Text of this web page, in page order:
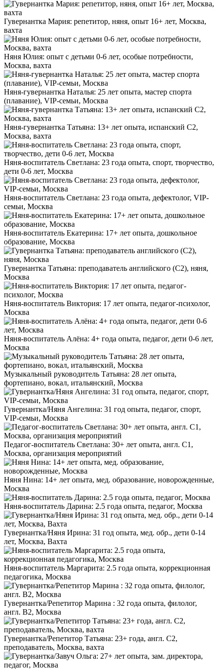
Гувернантка Мария: репетитор, няня, опыт 16+ лет, Москва,
вахта
Няня Юлия: опыт с детьми 0-6 лет, особые потребности,
Москва, вахта
Няня-гувернантка Наталья: 25 лет опыта, мастер спорта
(плавание), VIP-семьи, Москва
Няня-гувернантка Татьяна: 13+ лет опыта, испанский C2,
Москва, вахта
Няня-воспитатель Светлана: 23 года опыта, спорт, творчество,
дети 0-6 лет, Москва
Няня-воспитатель Светлана: 23 года опыта, дефектолог, VIP-
семьи, Москва
Няня-воспитатель Екатерина: 17+ лет опыта, дошкольное
образование, Москва
Гувернантка Татьяна: преподаватель английского (C2), няня,
Москва
Няня-воспитатель Виктория: 17 лет опыта, педагог-психолог,
Москва
Няня-воспитатель Алёна: 4+ года опыта, педагог, дети 0-6 лет,
Москва
Музыкальный руководитель Татьяна: 28 лет опыта,
фортепиано, вокал, итальянский, Москва
Гувернантка/Няня Ангелина: 31 год опыта, педагог, спорт,
VIP-семьи, Москва
Педагог-воспитатель Светлана: 30+ лет опыта, англ. C1,
Москва, организация мероприятий
Няня Нина: 14+ лет опыта, мед. образование, новорожденные,
Москва
Няня-воспитатель Дарина: 2.5 года опыта, педагог, Москва
Гувернантка/Няня Ирина: 31 год опыта, мед. обр., дети 0-14
лет, Москва, Вахта
Няня-воспитатель Маргарита: 2.5 года опыта, коррекционная
педагогика, Москва
Гувернантка/Репетитор Марина : 32 года опыта, филолог,
англ. B2, Москва
Гувернантка/Репетитор Татьяна: 23+ года, англ. C2,
преподаватель, Москва, вахта